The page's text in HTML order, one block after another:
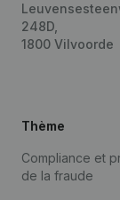
248D,
1800 Vilvoorde
Thème
Compliance et
de la fraude